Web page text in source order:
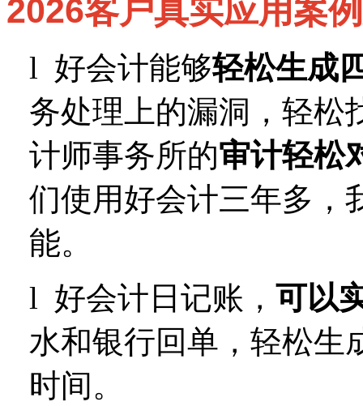
2026客户真实应用案
l 好会计能够轻松生成
务处理上的漏洞，轻松
计师事务所的审计轻松
们使用好会计三年多，
能。
l 好会计日记账， 可以
水和银行回单，轻松生
时间。